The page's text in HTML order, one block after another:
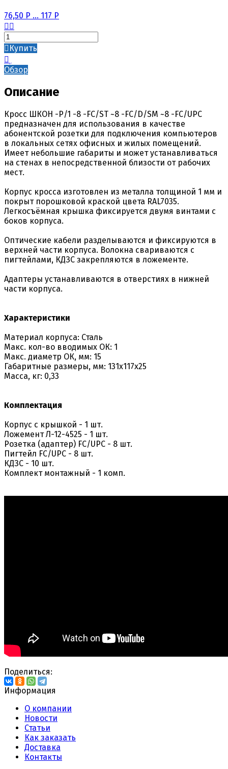
76,50 Р ... 117 Р
Купить
Обзор
Описание
Кросс ШКОН -Р/1 -8 -FC/ST ~8 -FC/D/SM ~8 -FC/UPC
предназначен для использования в качестве
абонентской розетки для подключения компьютеров
в локальных сетях офисных и жилых помещений.
Имеет небольшие габариты и может устанавливаться
на стенах в непосредственной близости от рабочих
мест.
Корпус кросса изготовлен из металла толщиной 1 мм и
покрыт порошковой краской цвета RAL7035.
Легкосъёмная крышка фиксируется двумя винтами с
боков корпуса.
Оптические кабели разделываются и фиксируются в
верхней части корпуса. Волокна свариваются с
пигтейлами, КДЗС закрепляются в ложементе.
Адаптеры устанавливаются в отверстиях в нижней
части корпуса.
Характеристики
Материал корпуса: Сталь
Макс. кол-во вводимых ОК: 1
Макс. диаметр ОК, мм: 15
Габаритные размеры, мм: 131х117х25
Масса, кг: 0,33
Комплектация
Корпус с крышкой - 1 шт.
Ложемент Л-12-4525 - 1 шт.
Розетка (адаптер) FC/UPC - 8 шт.
Пигтейл FC/UPC - 8 шт.
КДЗС - 10 шт.
Комплект монтажный - 1 комп.
Поделиться:
Информация
О компании
Новости
Статьи
Как заказать
Доставка
Контакты